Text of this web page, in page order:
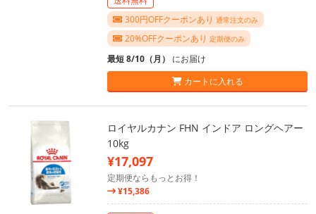
300円OFFクーポンあり 通常注文のみ
20%OFFクーポンあり 定期便のみ
最短 8/10（月） にお届け
カートに入れる
ロイヤルカナン FHN インドア ロングヘアー
10kg
¥17,097
定期便ならもっとお得！
¥15,386